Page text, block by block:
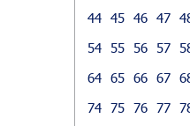
44 45 46 47
54 55 56 57
64 65 66 67
74 75 76 77